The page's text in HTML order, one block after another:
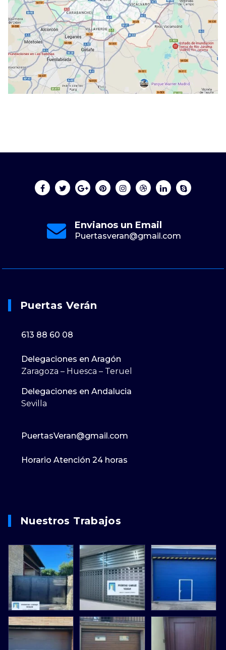
Envianos un Email
Puertasveran@gmail.com
Puertas Verán
613 88 60 08
Delegaciones en Aragón
Zaragoza – Huesca – Teruel
Delegaciones en Andalucia
Sevilla
PuertasVeran@gmail.com
Horario Atención 24 horas
Nuestros Trabajos